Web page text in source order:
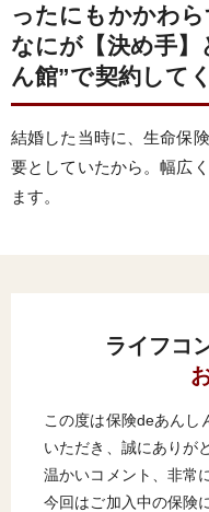
ったにもかかわら
なにが【決め手
ん館”で契約して
結婚した当時に、生命保
要としていたから。幅広
ます。
ライフコ
この度は保険deあん
いただき、誠にありが
温かいコメント、非常
今回はご加入中の保険